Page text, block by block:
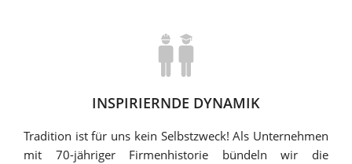
INSPIRIERNDE DYNAMIK
Tradition ist für uns kein Selbstzweck! Als Unternehmen
mit 70-jähriger Firmenhistorie bündeln wir die